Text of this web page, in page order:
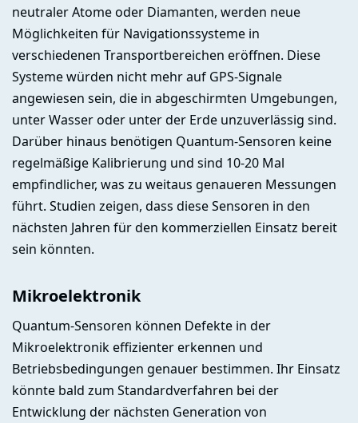
neutraler Atome oder Diamanten, werden neue
Möglichkeiten für Navigationssysteme in
verschiedenen Transportbereichen eröffnen. Diese
Systeme würden nicht mehr auf GPS-Signale
angewiesen sein, die in abgeschirmten Umgebungen,
unter Wasser oder unter der Erde unzuverlässig sind.
Darüber hinaus benötigen Quantum-Sensoren keine
regelmäßige Kalibrierung und sind 10-20 Mal
empfindlicher, was zu weitaus genaueren Messungen
führt. Studien zeigen, dass diese Sensoren in den
nächsten Jahren für den kommerziellen Einsatz bereit
sein könnten.
Mikroelektronik
Quantum-Sensoren können Defekte in der
Mikroelektronik effizienter erkennen und
Betriebsbedingungen genauer bestimmen. Ihr Einsatz
könnte bald zum Standardverfahren bei der
Entwicklung der nächsten Generation von